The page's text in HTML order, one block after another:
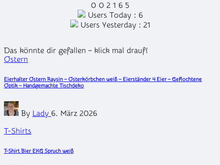
0 0 2 1 6 5
Users Today : 6
Users Yesterday : 21
Das könnte dir gefallen – klick mal drauf!
Posted
Ostern
Eierhalter Ostern Raysin – Osterkörbchen weiß – Eierständer 4 Eier – Geflochtene
Optik – Handgemachte Tischdeko
Posted
by
By Lady 6. März 2026
Posted
T-Shirts
T-Shirt Bier EKG Spruch weiß